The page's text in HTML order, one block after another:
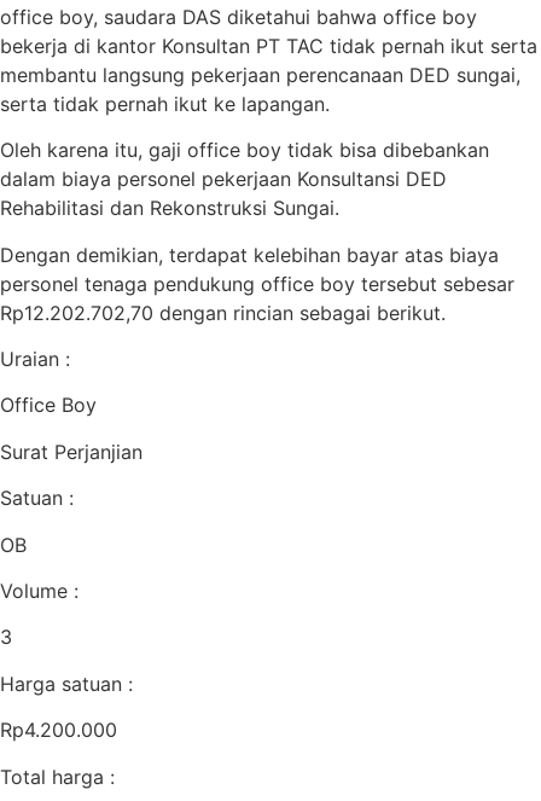
office boy, saudara DAS diketahui bahwa office boy
bekerja di kantor Konsultan PT TAC tidak pernah ikut serta
membantu langsung pekerjaan perencanaan DED sungai,
serta tidak pernah ikut ke lapangan.
Oleh karena itu, gaji office boy tidak bisa dibebankan
dalam biaya personel pekerjaan Konsultansi DED
Rehabilitasi dan Rekonstruksi Sungai.
Dengan demikian, terdapat kelebihan bayar atas biaya
personel tenaga pendukung office boy tersebut sebesar
Rp12.202.702,70 dengan rincian sebagai berikut.
Uraian :
Office Boy
Surat Perjanjian
Satuan :
OB
Volume :
3
Harga satuan :
Rp4.200.000
Total harga :